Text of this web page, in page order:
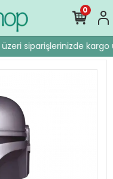
siparişlerinizde kargo
0